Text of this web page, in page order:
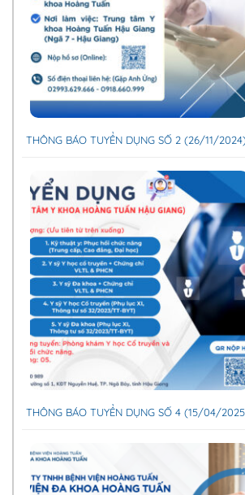
THÔNG BÁO TUYỂN DỤNG SỐ 2 (26/11/
THÔNG BÁO TUYỂN DỤNG SỐ 4 (15/04/